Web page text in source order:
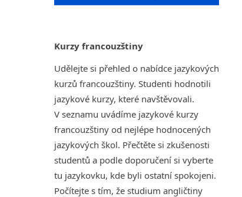
Kurzy francouzštiny
Udělejte si přehled o nabídce jazykových
kurzů francouzštiny. Studenti hodnotili
jazykové kurzy, které navštěvovali.
V seznamu uvádíme jazykové kurzy
francouzštiny od nejlépe hodnocených
jazykových škol. Přečtěte si zkušenosti
studentů a podle doporučení si vyberte
tu jazykovku, kde byli ostatní spokojeni.
Počítejte s tím, že studium angličtiny